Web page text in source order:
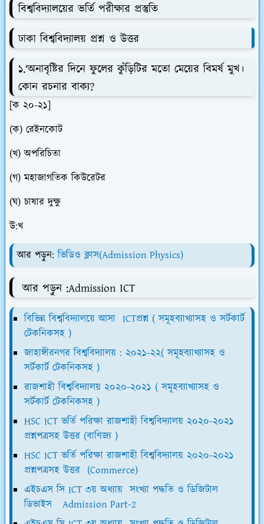
বিশ্ববিদ্যালয়ের ভর্তি পরীক্ষার প্রস্তুতি
ঢাকা বিশ্ববিদ্যালয় প্রশ্ন ও উত্তর
১.‘অনাবৃষ্টির দিনে ফুলের কুঁড়িটির মতো মেয়ের বিমর্ষ মুখ।
কোন রচনার বাক্য?
[ক ২০-২১]
(ক) রেইনকোট
(খ) অপরিচিতা
(গ) মহাজাগতিক কিউরেটর
(ঘ) চাষার দুক্ষু
উ:খ
আর পড়ুন:ভিডিও ক্লাস(Admission Physics)
আর পড়ুন :Admission ICT
বিভিন্ন বিশ্ববিদ্যালয়ে আসা ICTপ্রশ্ন ( সমূহব্যাখ্যাসহ ও সর্টকার্ট
টেকনিকসহ )
জাহাঙ্গীরনগর বিশ্ববিদ্যালয় : ২০২১-২২( সমূহব্যাখ্যাসহ ও
সর্টকার্ট টেকনিকসহ )
রাজশাহী বিশ্ববিদ্যালয় ২০২০-২০২১ ( সমূহব্যাখ্যাসহ ও
সর্টকার্ট টেকনিকসহ )
HSC ICT ভর্তি পরিক্ষা রাজশাহী বিশ্ববিদ্যালয় ২০২০-২০২১
প্রশ্নপত্রসহ উত্তর (বাণিজ্য )
HSC ICT ভর্তি পরিক্ষা রাজশাহী বিশ্ববিদ্যালয় ২০২০-২০২১
প্রশ্নপত্রসহ উত্তর (Commerce)
এইচএস সি ICT ৩য় অধ্যায় সংখ্যা পদ্ধতি ও ডিজিটাল
ডিভাইস Admission Part-2